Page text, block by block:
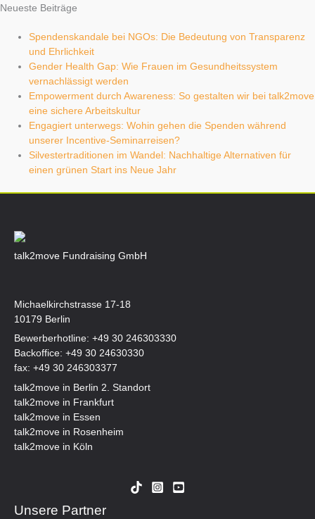
Neueste Beiträge
Spendenskandale bei NGOs: Die Bedeutung von Transparenz
und Ehrlichkeit
Gender Health Gap: Wie Frauen im Gesundheitssystem
vernachlässigt werden
Empowerment durch Awareness: So gestalten wir bei talk2move
eine sichere Arbeitskultur
Engagiert unterwegs: Wohin gehen die Spenden während
unserer Incentive-Seminarreisen?
Silvestertraditionen im Wandel: Nachhaltige Alternativen für
einen grünen Start ins Neue Jahr
talk2move Fundraising GmbH
Michaelkirchstrasse 17-18
10179 Berlin
Bewerberhotline: +49 30 246303330
Backoffice: +49 30 24630330
fax: +49 30 246303377
talk2move in Berlin 2. Standort
talk2move in Frankfurt
talk2move in Essen
talk2move in Rosenheim
talk2move in Köln
Unsere Partner